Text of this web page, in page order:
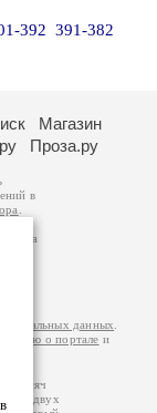
392 391-382
Магазин
Проза.ру
в
за
данных
о портале и
тысяч
двух